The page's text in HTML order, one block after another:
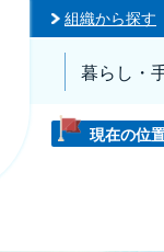
組織から探す
暮らし・
現在の位